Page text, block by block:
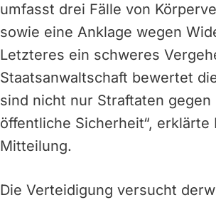
umfasst drei Fälle von
sowie eine Anklage wegen
Letzteres ein schweres
Staatsanwaltschaft bewertet
sind nicht nur Straftaten
öffentliche Sicherheit“,
Mitteilung.
Die Verteidigung versucht